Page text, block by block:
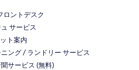
ロントデスク
サービス
ト案内
ング / ランドリー サービス
サービス (無料)